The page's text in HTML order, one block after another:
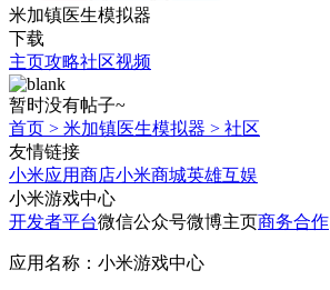
米加镇医生模拟器
下载
主页攻略社区视频
暂时没有帖子~
首页 > 米加镇医生模拟器 > 社区
友情链接
小米应用商店小米商城英雄互娱
小米游戏中心
开发者平台微信公众号微博主页商务合作
应用名称：小米游戏中心